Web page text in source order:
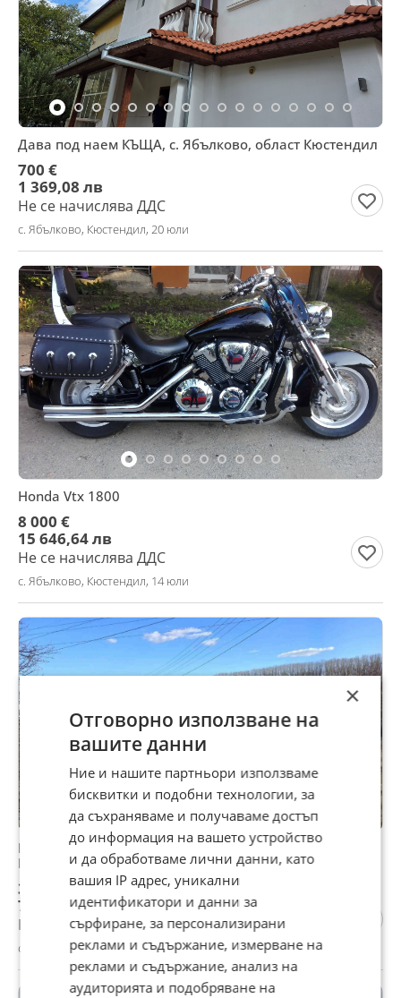
Дава под наем КЪЩА, с. Ябълково, област Кюстендил
700 €
1 369,08 лв
Не се начислява ДДС
с. Ябълково, Кюстендил, 20 юли
Honda Vtx 1800
8 000 €
15 646,64 лв
Не се начислява ДДС
с. Ябълково, Кюстендил, 14 юли
Продава ЗЕМЕДЕЛСКА ЗЕМЯ, с. Ябълково, област
Кюстендил
36 000 €
70 409,88 лв
Не се начислява ДДС
с. Ябълково, Кюстендил, 30 април
×
Отговорно използване на
вашите данни
Ние и нашите партньори използваме
бисквитки и подобни технологии, за
да съхраняваме и получаваме достъп
до информация на вашето устройство
и да обработваме лични данни, като
вашия IP адрес, уникални
идентификатори и данни за
сърфиране, за персонализирани
реклами и съдържание, измерване на
реклами и съдържание, анализ на
аудиторията и подобряване на